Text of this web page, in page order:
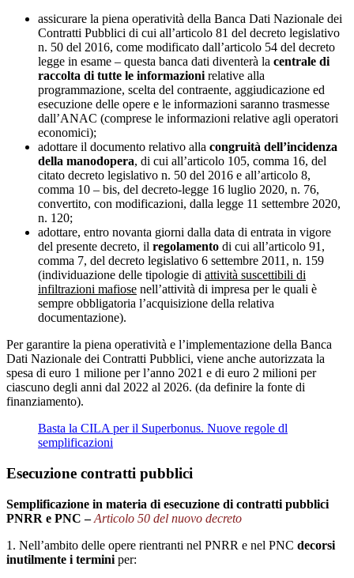
assicurare la piena operatività della Banca Dati Nazionale dei
Contratti Pubblici di cui all’articolo 81 del decreto legislativo
n. 50 del 2016, come modificato dall’articolo 54 del decreto
legge in esame – questa banca dati diventerà la centrale di
raccolta di tutte le informazioni relative alla
programmazione, scelta del contraente, aggiudicazione ed
esecuzione delle opere e le informazioni saranno trasmesse
dall’ANAC (comprese le informazioni relative agli operatori
economici);
adottare il documento relativo alla congruità dell’incidenza
della manodopera, di cui all’articolo 105, comma 16, del
citato decreto legislativo n. 50 del 2016 e all’articolo 8,
comma 10 – bis, del decreto-legge 16 luglio 2020, n. 76,
convertito, con modificazioni, dalla legge 11 settembre 2020,
n. 120;
adottare, entro novanta giorni dalla data di entrata in vigore
del presente decreto, il regolamento di cui all’articolo 91,
comma 7, del decreto legislativo 6 settembre 2011, n. 159
(individuazione delle tipologie di attività suscettibili di
infiltrazioni mafiose nell’attività di impresa per le quali è
sempre obbligatoria l’acquisizione della relativa
documentazione).
Per garantire la piena operatività e l’implementazione della Banca
Dati Nazionale dei Contratti Pubblici, viene anche autorizzata la
spesa di euro 1 milione per l’anno 2021 e di euro 2 milioni per
ciascuno degli anni dal 2022 al 2026. (da definire la fonte di
finanziamento).
Basta la CILA per il Superbonus. Nuove regole dl
semplificazioni
Esecuzione contratti pubblici
Semplificazione in materia di esecuzione di contratti pubblici
PNRR e PNC –Articolo 50 del nuovo decreto
1. Nell’ambito delle opere rientranti nel PNRR e nel PNC decorsi
inutilmente i termini per: